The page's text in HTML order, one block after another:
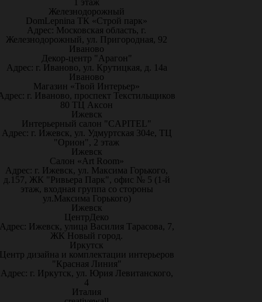
1 этаж
Железнодорожный
DomLepnina ТК «Строй парк»
Адрес: Московская область, г.
Железнодорожный, ул. Пригородная, 92
Иваново
Декор-центр "Арагон"
Адрес: г. Иваново, ул. Крутицкая, д. 14а
Иваново
Магазин «Твой Интерьер»
г. Иваново, проспект Текстильщиков
80 ТЦ Аксон
Ижевск
Интерьерный салон "CAPITEL"
Адрес: г. Ижевск, ул. Удмуртская 304е, ТЦ
"Орион", 2 этаж
Ижевск
Салон «Art Room»
Адрес: г. Ижевск, ул. Максима Горького,
д.157, ЖК "Ривьера Парк", офис № 5 (1-й
этаж, входная группа со стороны
ул.Максима Горького)
Ижевск
ЦентрДеко
Ижевск, улица Василия Тарасова, 7,
ЖК Новый город.
Иркутск
дизайна и комплектации интерьеров
"Красная Линия"
Адрес: г. Иркутск, ул. Юрия Левитанского,
4
Италия